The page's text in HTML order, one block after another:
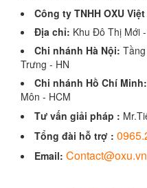
Công ty TNHH OXU Việt
Địa chỉ: Khu Đô Thị Mới
Chi nhánh Hà Nội:
Trưng - HN
Chi nhánh Hồ Chí Minh:
Môn - HCM
Tư vấn giải pháp :
Tổng đài hỗ trợ :
Email: Contact@oxu.vn